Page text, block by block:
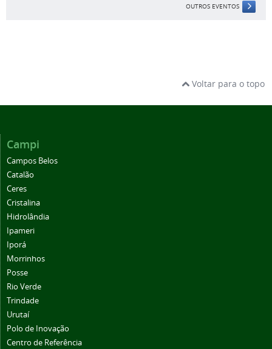
OUTROS EVENTOS
Voltar para o topo
Campi
Campos Belos
Catalão
Ceres
Cristalina
Hidrolândia
Ipameri
Iporá
Morrinhos
Posse
Rio Verde
Trindade
Urutaí
Polo de Inovação
Centro de Referência